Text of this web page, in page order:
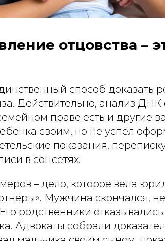
отцовства –
способ доказать
Действительно, анализ
праве есть и другие
своим, но не успел
показания,
в соцсетях.
– дело, которое вела
Мужчина скончался,
родственники
Адвокаты собрали